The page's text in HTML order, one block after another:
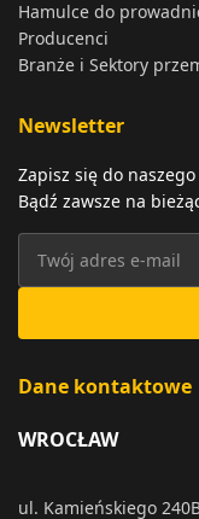
Hamulce do
Producenci
Branże i Sektory
Newsletter
Zapisz się do
Bądź zawsze na
Dane kontaktowe
WROCŁAW
ul. Kamieńskiego